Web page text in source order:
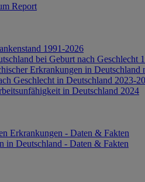
Report
1991-2026
bei Geburt nach Geschlecht
Erkrankungen in Deutschland
Geschlecht in Deutschland 2023-
in Deutschland 2024
Erkrankungen - Daten & Fakten
in Deutschland - Daten & Fakten